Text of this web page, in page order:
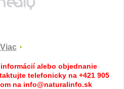
Viac
alebo objednanie
telefonicky na +421 905
na info@naturalinfo.sk